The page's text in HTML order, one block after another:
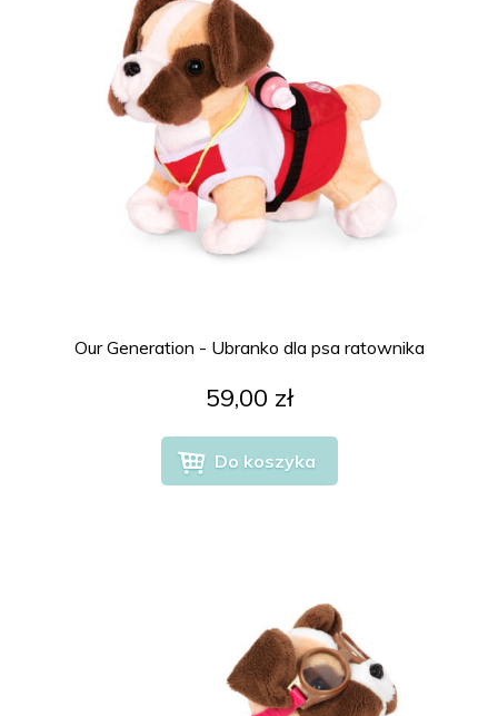
Our Generation - Ubranko dla psa ratownika
59,00 zł
Do koszyka